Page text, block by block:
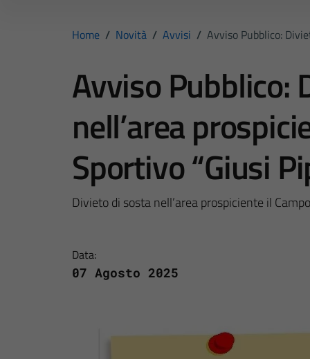
Home / Novità / Avvisi / Avviso Pubblico:
Avviso Pubblico:
nell’area
Sportivo “Giusi
Divieto di sosta nell’area prospiciente il
Data:
07 Agosto 2025